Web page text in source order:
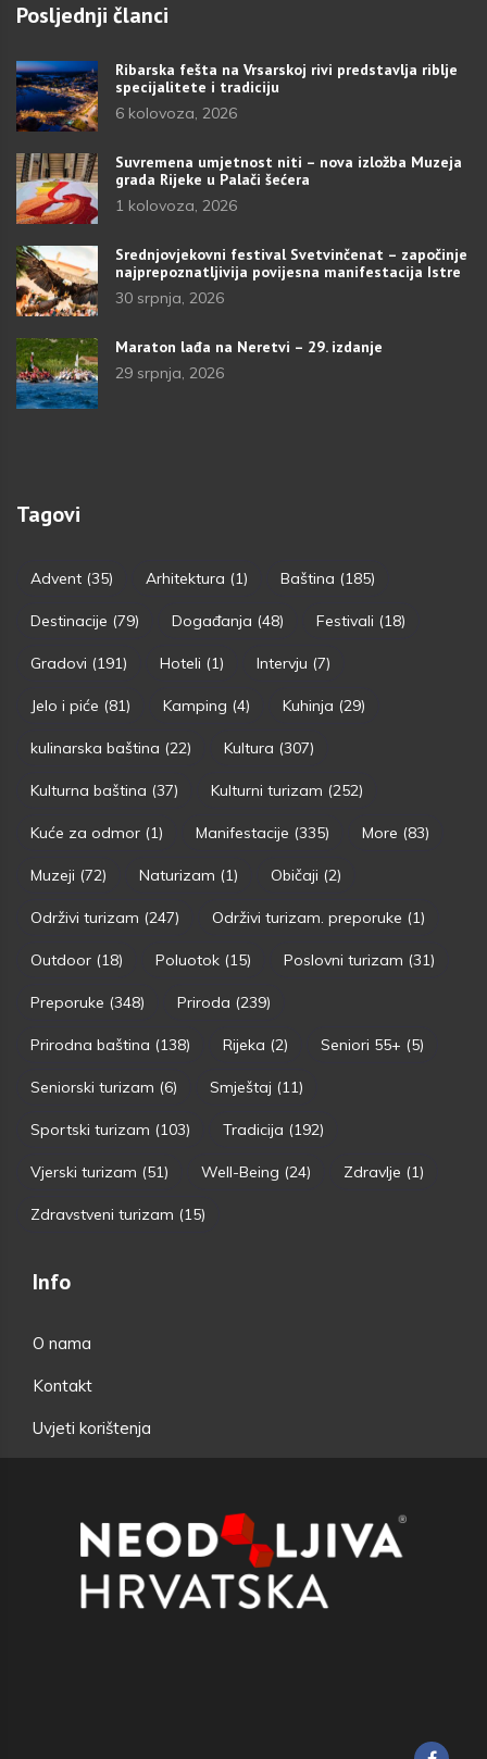
Posljednji članci
Ribarska fešta na Vrsarskoj rivi predstavlja riblje
specijalitete i tradiciju
6 kolovoza, 2026
Suvremena umjetnost niti – nova izložba Muzeja
grada Rijeke u Palači šećera
1 kolovoza, 2026
Srednjovjekovni festival Svetvinčenat – započinje
najprepoznatljivija povijesna manifestacija Istre
30 srpnja, 2026
Maraton lađa na Neretvi – 29. izdanje
29 srpnja, 2026
Tagovi
Advent (35) Arhitektura (1) Baština (185)
Destinacije (79) Događanja (48) Festivali (18)
Gradovi (191) Hoteli (1) Intervju (7)
Jelo i piće (81) Kamping (4) Kuhinja (29)
kulinarska baština (22) Kultura (307)
Kulturna baština (37) Kulturni turizam (252)
Kuće za odmor (1) Manifestacije (335) More (83)
Muzeji (72) Naturizam (1) Običaji (2)
Održivi turizam (247) Održivi turizam. preporuke (1)
Outdoor (18) Poluotok (15) Poslovni turizam (31)
Preporuke (348) Priroda (239)
Prirodna baština (138) Rijeka (2) Seniori 55+ (5)
Seniorski turizam (6) Smještaj (11)
Sportski turizam (103) Tradicija (192)
Vjerski turizam (51) Well-Being (24) Zdravlje (1)
Zdravstveni turizam (15)
Info
O nama
Kontakt
Uvjeti korištenja